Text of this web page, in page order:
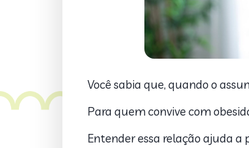
Você sabia que, quando o
Para quem convive com
Entender essa relação ajuda a